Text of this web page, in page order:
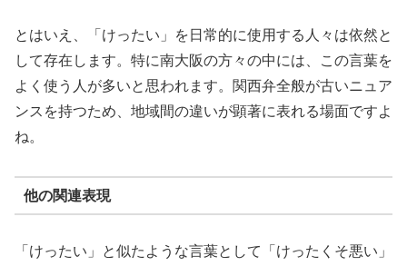
とはいえ、「けったい」を日常的に使用する人々は依然と
して存在します。特に南大阪の方々の中には、この言葉を
よく使う人が多いと思われます。関西弁全般が古いニュア
ンスを持つため、地域間の違いが顕著に表れる場面ですよ
ね。
他の関連表現
「けったい」と似たような言葉として「けったくそ悪い」